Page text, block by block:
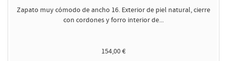
Zapato muy cómodo de ancho 16. Exterior de piel natural, cierre
con cordones y forro interior de...
154,00 €